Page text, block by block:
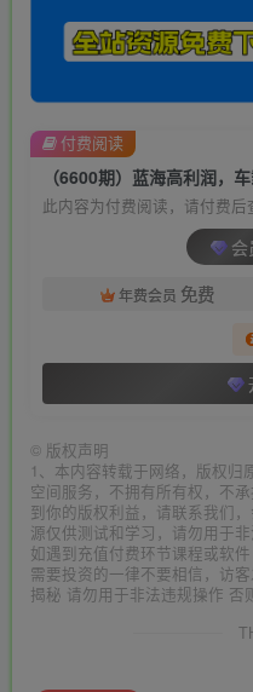
此内容为付费阅读，请付费后
年费会员 免费
付费阅读
© 版权声明
1、本内容转载于网络，版权
空间服务，不拥有所有权，不
到你的版权利益，请联系我们
源仅供测试和学习，请勿用于
如遇到充值付费环节课程或软
需要投资的一律不要相信，访
揭秘 请勿用于非法违规操作 否